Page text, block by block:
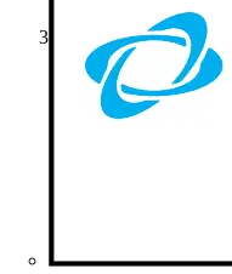
Eventos & Campanhas